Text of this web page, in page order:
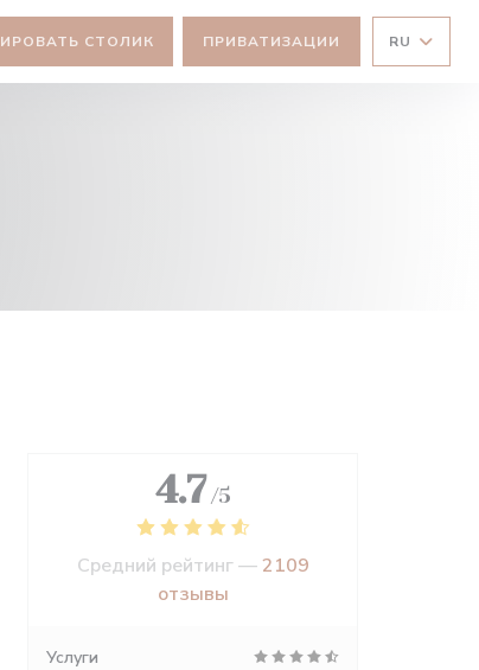
СТОЛИК ПРИВАТИЗАЦИИ RU
4.7 /5
Средний рейтинг —2109
отзывы
Услуги